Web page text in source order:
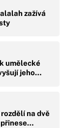
zažívá
umělecké
jeho…
na dvě
přinese…